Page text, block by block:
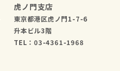
虎ノ門支店
東京都港区虎ノ門1-7-6
升本ビル3階
TEL：03-4361-1968